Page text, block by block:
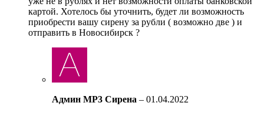
картой. Хотелось бы уточнить, будет ли возможность
приобрести вашу сирену за рубли ( возможно две ) и
отправить в Новосибирск ?
Админ MP3 Сирена – 01.04.2022